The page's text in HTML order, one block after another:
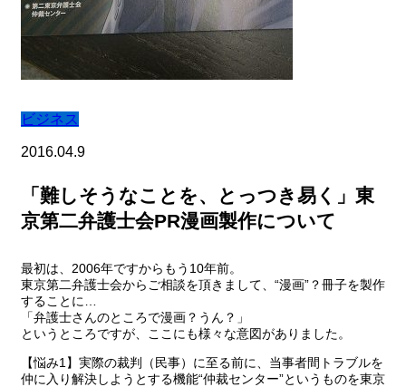
ビジネス
2016.04.9
「難しそうなことを、とっつき易く」東
京第二弁護士会PR漫画製作について
最初は、2006年ですからもう10年前。
東京第二弁護士会からご相談を頂きまして、“漫画”？冊子を製作
することに…
「弁護士さんのところで漫画？うん？」
というところですが、ここにも様々な意図がありました。
【悩み1】実際の裁判（民事）に至る前に、当事者間トラブルを
仲に入り解決しようとする機能“仲裁センター”というものを東京